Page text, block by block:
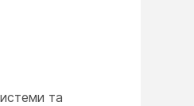
та